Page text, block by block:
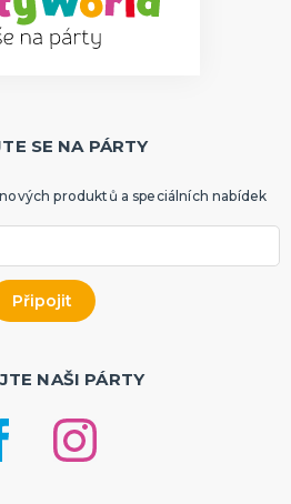
SE NA PÁRTY
produktů a speciálních nabídek
NAŠI PÁRTY